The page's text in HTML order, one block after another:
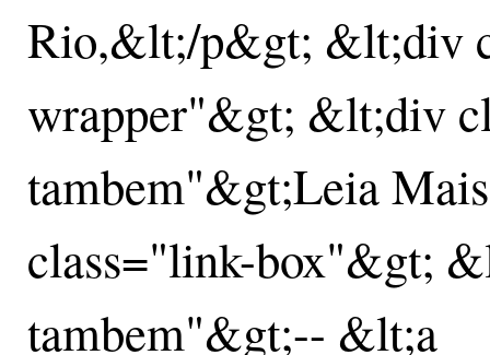
Rio,&lt;/p&gt; &lt;div
wrapper"&gt; &lt;div
tambem"&gt;Leia
class="link-box"&gt;
tambem"&gt;-- &lt;a